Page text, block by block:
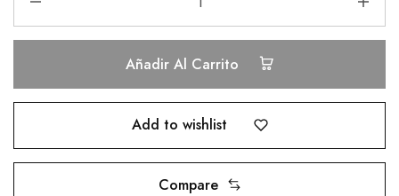
Añadir Al Carrito
Add to wishlist
Compare